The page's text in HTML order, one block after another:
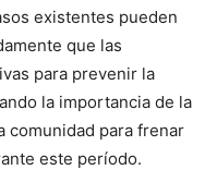
existentes pueden
que las
para prevenir la
la importancia de la
comunidad para frenar
este período.